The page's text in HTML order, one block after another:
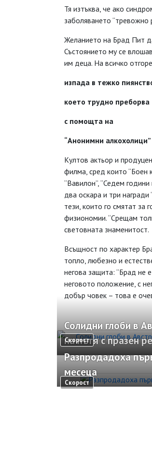
Тя изтъква, че ако
заболяването “тревожно
Желанието на Брад Пит
Състоянието му се
им деца. На всичко отгоре
изпада в тежко
което трудно преборва
с помощта на
“Анонимни алкохолици”
Култов актьор и
филма, сред които “Боен
“Вавилон”, “Седем
два оскара и три
тези, които го смятат за
физиономии. “Срещам
световната знаменитост.
Всъщност по характер
топло, любезно и
негова защита: “Брад не
неговото положение, с
добър човек – това е
Скорост
Солидни глоби в
на пътя с празен
Скорост
Разпродадоха
месеца